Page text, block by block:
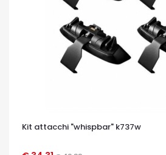
Kit attacchi "whispbar" k737w